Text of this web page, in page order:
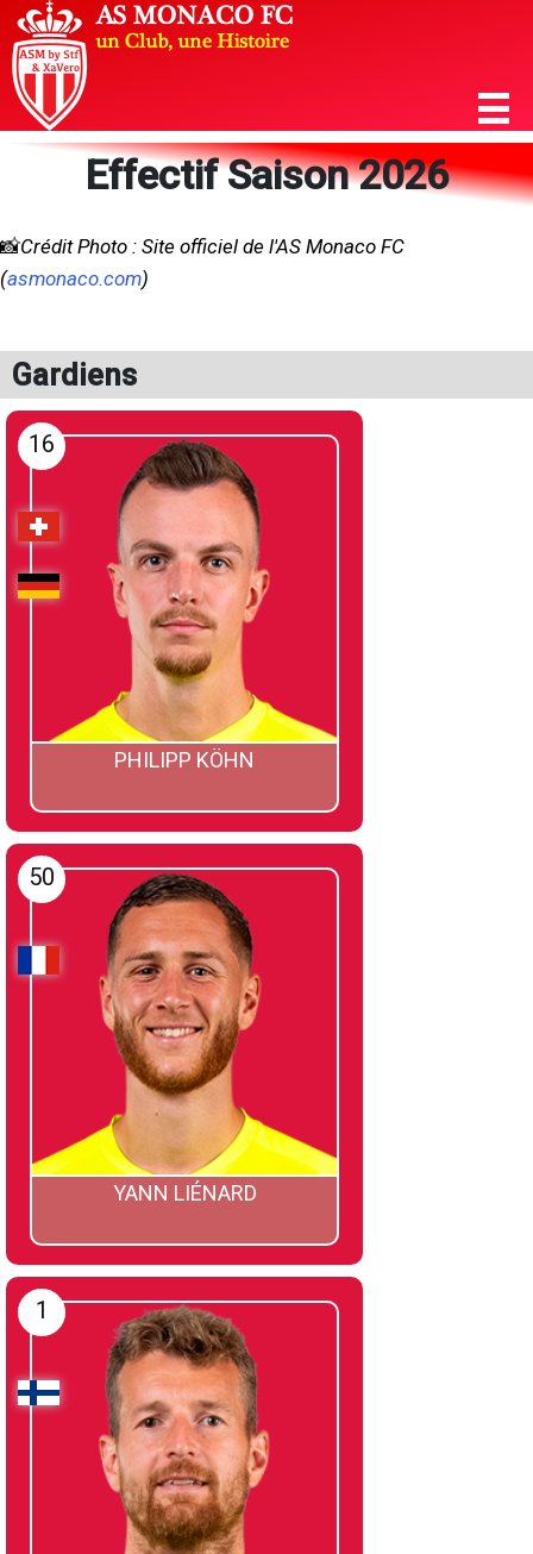
Effectif Saison 2026
📸Crédit Photo : Site officiel de l'AS Monaco FC
(asmonaco.com)
Gardiens
16
PHILIPP KÖHN
50
YANN LIÉNARD
1